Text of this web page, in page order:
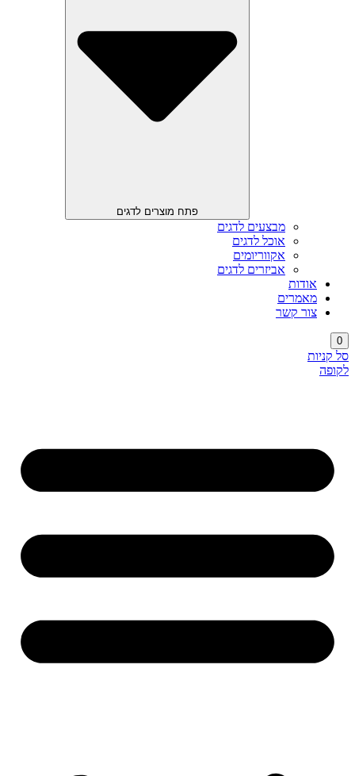
פתח מוצרים לדגים
מבצעים לדגים
אוכל לדגים
אקווריומים
אביזרים לדגים
אודות
מאמרים
צור קשר
0
סל קניות
לקופה